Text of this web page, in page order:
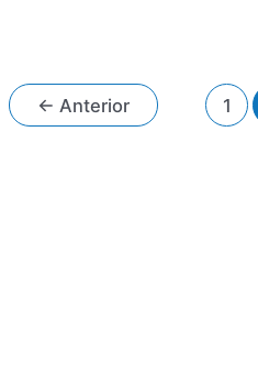
roteiro
em
Paginação
de
← Anterior 1